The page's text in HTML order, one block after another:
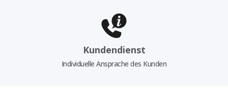
Kundendienst
Individuelle Ansprache des Kunden